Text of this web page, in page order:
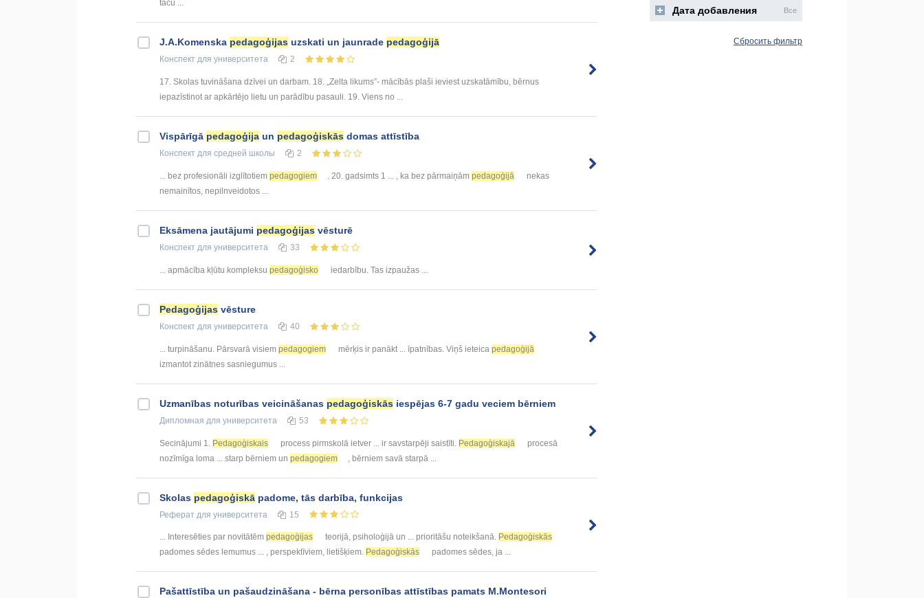
taču ...
J.A.Komenska pedagoģijas uzskati un jaunrade pedagoģijā
Конспект для университета 2
17. Skolas tuvināšana dzīvei un darbam. 18. „Zelta likums”- mācībās plaši ieviest uzskatāmību, bērnus
iepazīstinot ar apkārtējo lietu un parādību pasauli. 19. Viens no ...
Vispārīgā pedagoģija un pedagoģiskās domas attīstība
Конспект для средней школы 2
... bez profesionāli izglītotiem pedagogiem . 20. gadsimts 1 ... , ka bez pārmaiņām pedagoģijā
nekas
nemainītos, nepilnveidotos ...
Eksāmena jautājumi pedagoģijas vēsturē
Конспект для университета 33
... apmācība kļūtu kompleksu pedagoģisko iedarbību. Tas izpaužas ...
Pedagoģijas vēsture
Конспект для университета 40
... turpināšanu. Pārsvarā visiem pedagogiem mērķis ir panākt ... īpatnības. Viņš ieteica pedagoģijā
izmantot zinātnes sasniegumus ...
Uzmanības noturības veicināšanas pedagoģiskās iespējas 6-7 gadu veciem bērniem
Дипломная для университета 53
Secinājumi 1. Pedagoģiskais process pirmskolā ietver ... ir savstarpēji saistīti. Pedagoģiskajā
procesā
nozīmīga loma ... starp bērniem un pedagogiem , bērniem savā starpā ...
Skolas pedagoģiskā padome, tās darbība, funkcijas
Реферат для университета 15
... Interesēties par novitātēm pedagoģijas teorijā, psiholoģijā un ... prioritāšu noteikšanā. Pedagoģiskās
padomes sēdes lemumus ... , perspektīviem, lietišķiem. Pedagoģiskās padomes sēdes, ja ...
Pašattīstība un pašaudzināšana - bērna personības attīstības pamats M.Montesori
Дата добавления Все
Сбросить фильтр